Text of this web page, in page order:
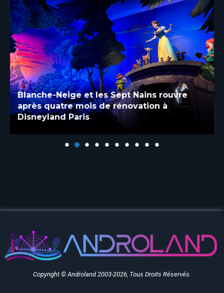
Blanche-Neige et les Sept Nains rouvre
après quatre mois de rénovation à
Disneyland Paris
Copyright © Androland 2003-2026, Tous Droits Réservés.